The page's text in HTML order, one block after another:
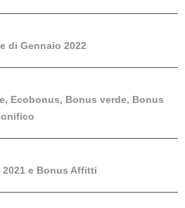
di Gennaio 2022
Ecobonus, Bonus verde, Bonus
e Bonus Affitti